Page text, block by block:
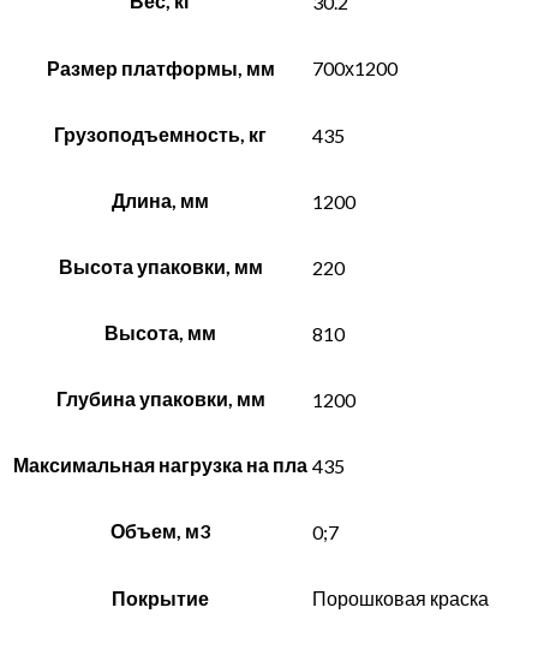
Размер платформы, мм 700х1200
Грузоподъемность, кг 435
Длина, мм 1200
Высота упаковки, мм 220
Высота, мм 810
Глубина упаковки, мм 1200
Максимальная нагрузка на пла 435
Объем, м3 0;7
Покрытие Порошковая краска